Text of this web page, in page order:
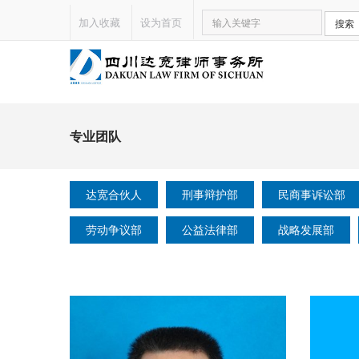
加入收藏 设为首页 搜索
专业团队
达宽合伙人 刑事辩护部 民商事诉讼部
劳动争议部 公益法律部 战略发展部